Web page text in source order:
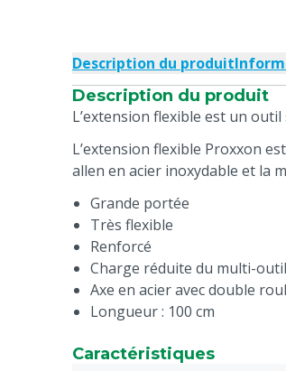
Description du produit
Description du produit
L’extension flexible est un
L’extension flexible Proxxon
allen en acier inoxydable et la
Grande portée
Très flexible
Renforcé
Charge réduite du multi-
Axe en acier avec double
Longueur : 100 cm
Caractéristiques